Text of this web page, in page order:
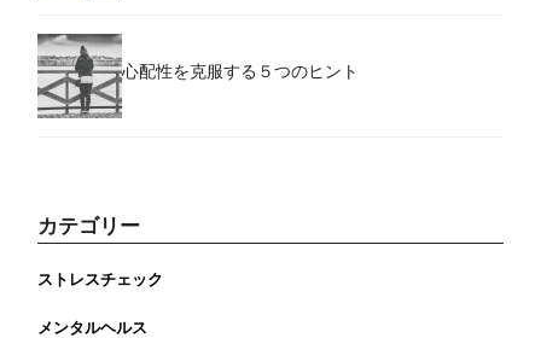
心配性を克服する５つのヒント
カテゴリー
ストレスチェック
メンタルヘルス